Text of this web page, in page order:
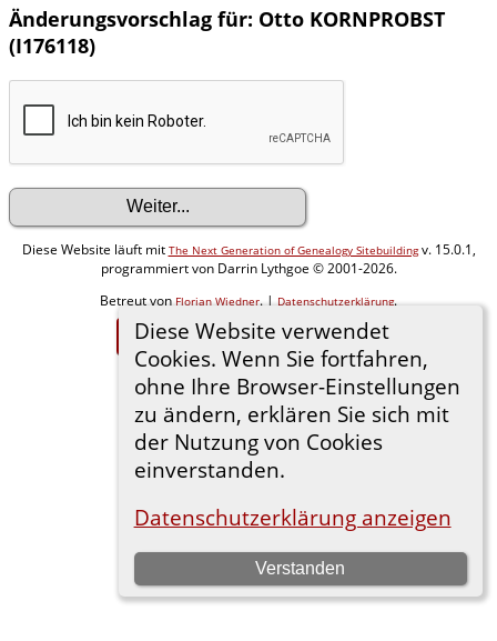
Diese Website verwendet
Cookies. Wenn Sie fortfahren,
ohne Ihre Browser-Einstellungen
zu ändern, erklären Sie sich mit
der Nutzung von Cookies
einverstanden.
Datenschutzerklärung anzeigen
Verstanden
Änderungsvorschlag für: Otto KORNPROBST
(I176118)
Diese Website läuft mit The Next Generation of Genealogy Sitebuildingv. 15.0.1,
programmiert von Darrin Lythgoe © 2001-2026.
Betreut vonFlorian Wiedner. |Datenschutzerklärung.
Zur Desktop-Webseite wechseln